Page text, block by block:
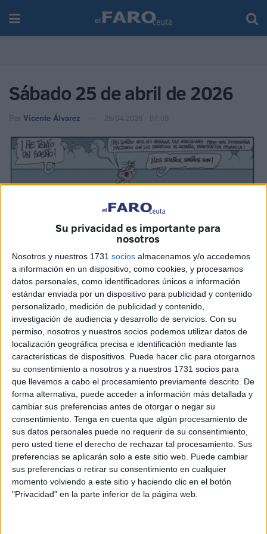
Su privacidad es importante para
nosotros
Nosotros y nuestros 1731 socios almacenamos y/o accedemos
a información en un dispositivo, como cookies, y procesamos
datos personales, como identificadores únicos e información
estándar enviada por un dispositivo para publicidad y contenido
personalizado, medición de publicidad y contenido,
investigación de audiencia y desarrollo de servicios. Con su
permiso, nosotros y nuestros socios podemos utilizar datos de
localización geográfica precisa e identificación mediante las
características de dispositivos. Puede hacer clic para otorgarnos
su consentimiento a nosotros y a nuestros 1731 socios para
que llevemos a cabo el procesamiento previamente descrito. De
forma alternativa, puede acceder a información más detallada y
cambiar sus preferencias antes de otorgar o negar su
consentimiento. Tenga en cuenta que algún procesamiento de
sus datos personales puede no requerir de su consentimiento,
pero usted tiene el derecho de rechazar tal procesamiento. Sus
preferencias se aplicarán solo a este sitio web. Puede cambiar
sus preferencias o retirar su consentimiento en cualquier
momento volviendo a este sitio y haciendo clic en el botón
"Privacidad" en la parte inferior de la página web.
Sábado 25 de abril de 2026
Por Vicente Álvarez 25/04/2026 - 07:09
Related Posts
Cruz Roja abastece a cientos de
inmigrantes con alimento y asistencia
médica
HACE 17 MINUTOS
Vivas traslada al Rey la "situación
crítica" de Ceuta y reclama recuperar la
normalidad tras la crisis fronteriza
HACE 1 HORA
La crisis de Ceuta no frena el
compromiso de Portugal con el Mundial
2030 junto a España y Marruecos
HACE 2 HORAS
Marruecos refuerza la seguridad en